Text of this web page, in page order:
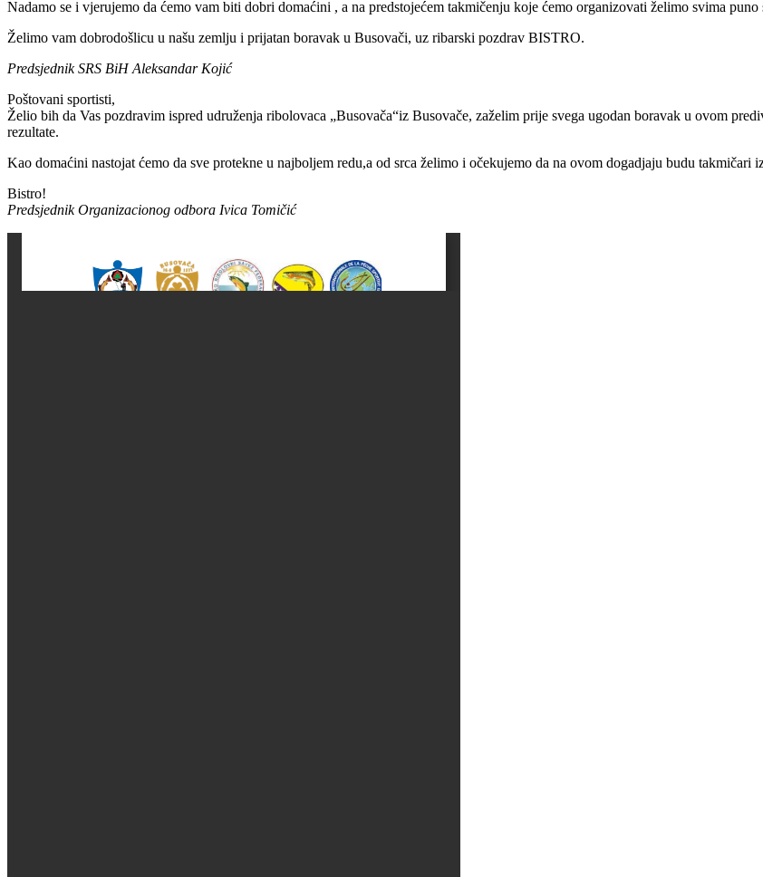
Nadamo se i vjerujemo da ćemo vam biti dobri domaćini , a na predstojećem takmičenju koje ćemo organizovati želimo svima
Želimo vam dobrodošlicu u našu zemlju i prijatan boravak u Busovači, uz ribarski pozdrav BISTRO.
Predsjednik SRS BiH Aleksandar Kojić
Poštovani sportisti,
Želio bih da Vas pozdravim ispred udruženja ribolovaca „Busovača“iz Busovače, zaželim prije svega ugodan boravak u ovom
rezultate.
Kao domaćini nastojat ćemo da sve protekne u najboljem redu,a od srca želimo i očekujemo da na ovom dogadjaju budu takmičari
Bistro!
Predsjednik Organizacionog odbora Ivica Tomičić